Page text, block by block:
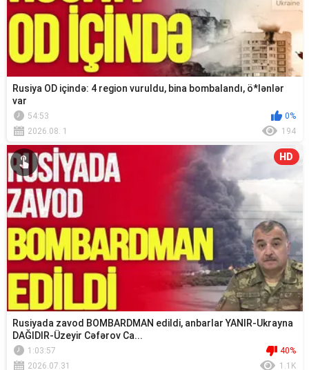
Rusiya OD içində: 4 region vuruldu, bina bombalandı, ö*lənlər
var
54:53
0%
2026.08. 1
194
HD
Rusiyada zavod BOMBARDMAN edildi, anbarlar YANIR-Ukrayna
DAĞIDIR-Üzeyir Cəfərov Ca...
1:03:57
40%
2026.07.31
1.1K